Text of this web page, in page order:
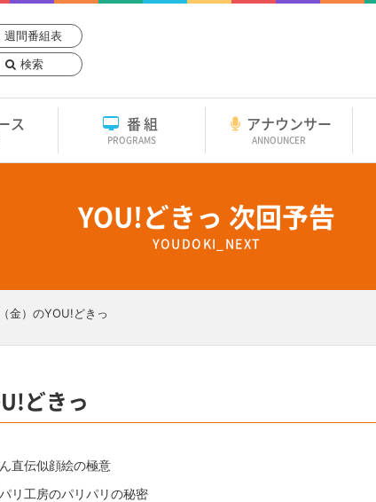
週間番組表
検索
ス 番組
PROGRAMS
アナウンサー
ANNOUNCER
YOU!どきっ 次回予告
YOUDOKI_NEXT
金）のYOU!どきっ
どきっ
直伝似顔絵の極意
リ工房のパリパリの秘密